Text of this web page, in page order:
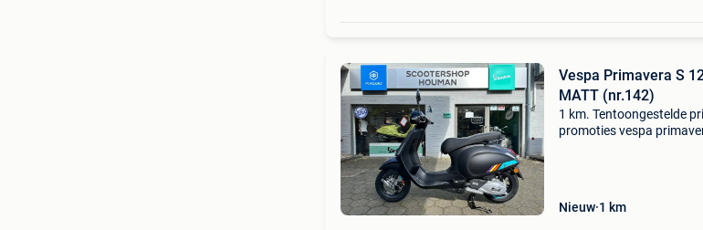
Vespa Primavera S
MATT (nr.142)
1 km. Tentoongestelde
promoties vespa
Nieuw 1 km